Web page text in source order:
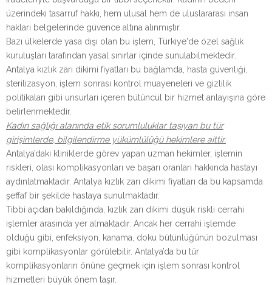
üzerindeki tasarruf hakkı, hem ulusal hem de uluslararası insan
hakları belgelerinde güvence altına alınmıştır.
Bazı ülkelerde yasa dışı olan bu işlem, Türkiye'de özel sağlık
kuruluşları tarafından yasal sınırlar içinde sunulabilmektedir.
Antalya kızlık zarı dikimi fiyatları bu bağlamda, hasta güvenliği,
sterilizasyon, işlem sonrası kontrol muayeneleri ve gizlilik
politikaları gibi unsurları içeren bütüncül bir hizmet anlayışına göre
belirlenmektedir.
Kadın sağlığı alanında etik sorumluluklar taşıyan bu tür
girişimlerde, bilgilendirme yükümlülüğü hekimlere aittir.
Antalya’daki kliniklerde görev yapan uzman hekimler, işlemin
riskleri, olası komplikasyonları ve başarı oranları hakkında hastayı
aydınlatmaktadır. Antalya kızlık zarı dikimi fiyatları da bu kapsamda
şeffaf bir şekilde hastaya sunulmaktadır.
Tıbbi açıdan bakıldığında, kızlık zarı dikimi düşük riskli cerrahi
işlemler arasında yer almaktadır. Ancak her cerrahi işlemde
olduğu gibi, enfeksiyon, kanama, doku bütünlüğünün bozulması
gibi komplikasyonlar görülebilir. Antalya’da bu tür
komplikasyonların önüne geçmek için işlem sonrası kontrol
hizmetleri büyük önem taşır.